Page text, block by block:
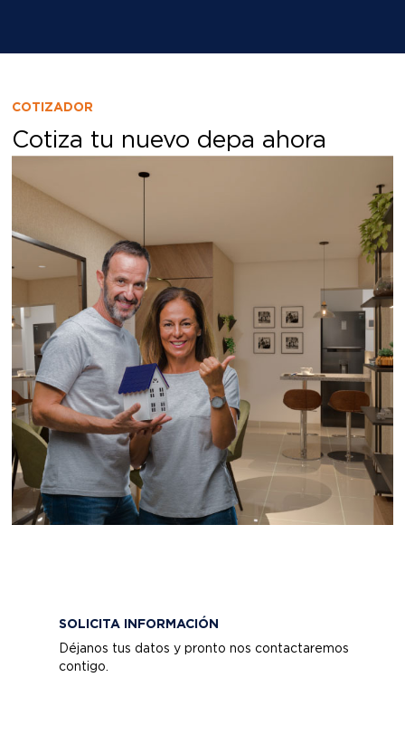
COTIZADOR
Cotiza tu nuevo depa ahora
SOLICITA INFORMACIÓN
Déjanos tus datos y pronto nos contactaremos
contigo.